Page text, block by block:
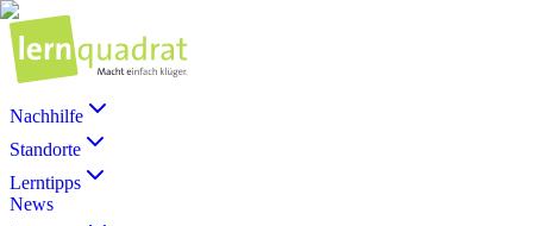
Nachhilfe
Standorte
Lerntipps
News